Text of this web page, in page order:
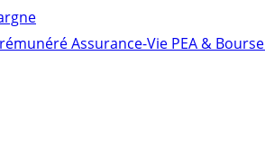
Assurance-Vie PEA & Bourse